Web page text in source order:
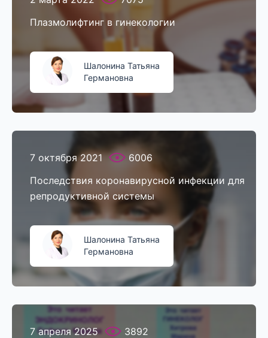
Плазмолифтинг в гинекологии
Шалонина Татьяна
Германовна
7 октября 2021
6006
Последствия коронавирусной инфекции для
репродуктивной системы
Шалонина Татьяна
Германовна
7 апреля 2025
3892